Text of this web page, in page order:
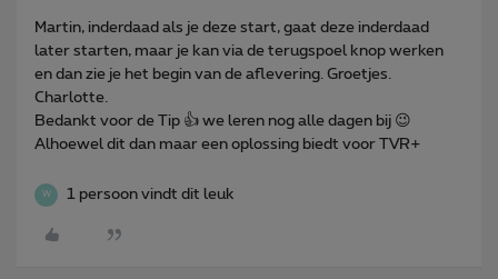
Martin, inderdaad als je deze start, gaat deze inderdaad
later starten, maar je kan via de terugspoel knop werken
en dan zie je het begin van de aflevering. Groetjes.
Charlotte.
Bedankt voor de Tip 👍 we leren nog alle dagen bij 😉
Alhoewel dit dan maar een oplossing biedt voor TVR+
W 1 persoon vindt dit leuk